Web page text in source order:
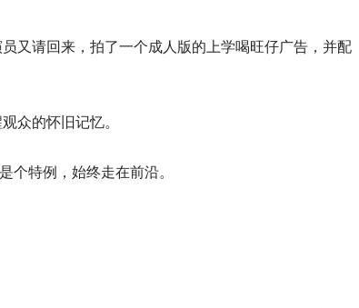
又请回来，拍了一个成人版的上学喝旺仔广告，并配
众的怀旧记忆。
特例，始终走在前沿。